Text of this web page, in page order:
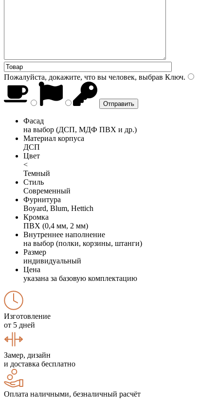
Пожалуйста, докажите, что вы человек, выбрав Ключ.
Фасад
на выбор (ДСП, МДФ ПВХ и др.)
Материал корпуса
ДСП
Цвет
<
Темный
Стиль
Современный
Фурнитура
Boyard, Blum, Hettich
Кромка
ПВХ (0,4 мм, 2 мм)
Внутреннее наполнение
на выбор (полки, корзины, штанги)
Размер
индивидуальный
Цена
указана за базовую комплектацию
Изготовление
от 5 дней
Замер, дизайн
и доставка бесплатно
Оплата наличными, безналичный расчёт